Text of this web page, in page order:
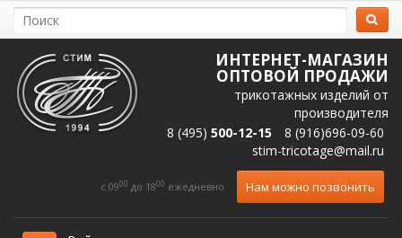
ИНТЕРНЕТ-МАГАЗИН
ОПТОВОЙ ПРОДАЖИ
трикотажных изделий от
производителя
8 (495) 500-12-15
8 (916)696-09-60
stim-tricotage@mail.ru
c 0900 до 1800 ежедневно Нам можно позвонить